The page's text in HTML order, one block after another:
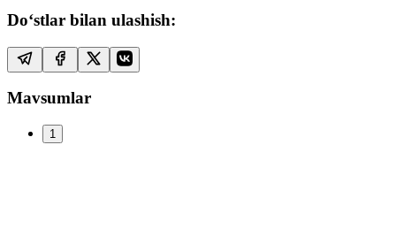
Do‘stlar bilan ulashish:
Mavsumlar
1